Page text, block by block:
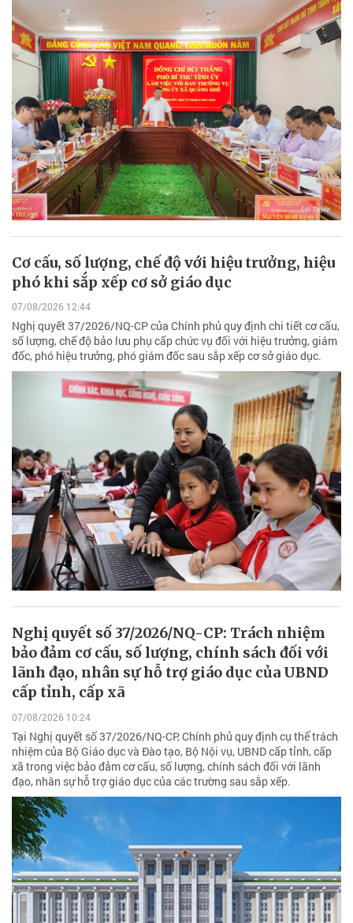
Cơ cấu, số lượng, chế độ với hiệu trưởng, hiệu
phó khi sắp xếp cơ sở giáo dục
07/08/2026 12:44
Nghị quyết 37/2026/NQ-CP của Chính phủ quy định chi tiết cơ cấu,
số lượng, chế độ bảo lưu phụ cấp chức vụ đối với hiệu trưởng, giám
đốc, phó hiệu trưởng, phó giám đốc sau sắp xếp cơ sở giáo dục.
Nghị quyết số 37/2026/NQ-CP: Trách nhiệm
bảo đảm cơ cấu, số lượng, chính sách đối với
lãnh đạo, nhân sự hỗ trợ giáo dục của UBND
cấp tỉnh, cấp xã
07/08/2026 10:24
Tại Nghị quyết số 37/2026/NQ-CP, Chính phủ quy định cụ thể trách
nhiệm của Bộ Giáo dục và Đào tạo, Bộ Nội vụ, UBND cấp tỉnh, cấp
xã trong việc bảo đảm cơ cấu, số lượng, chính sách đối với lãnh
đạo, nhân sự hỗ trợ giáo dục của các trường sau sắp xếp.